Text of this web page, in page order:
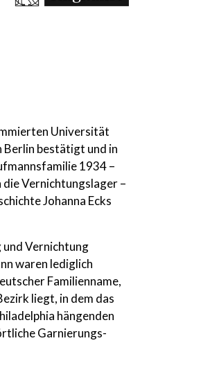
Universität
Berlin bestätigt und in
1934 –
Vernichtungslager –
Johanna Ecks
Vernichtung
waren lediglich
Familienname,
liegt, in dem das
hängenden
Garnierungs-